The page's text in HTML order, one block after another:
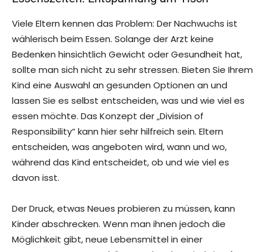
Viele Eltern kennen das Problem: Der Nachwuchs ist
wählerisch beim Essen. Solange der Arzt keine
Bedenken hinsichtlich Gewicht oder Gesundheit hat,
sollte man sich nicht zu sehr stressen. Bieten Sie Ihrem
Kind eine Auswahl an gesunden Optionen an und
lassen Sie es selbst entscheiden, was und wie viel es
essen möchte. Das Konzept der „Division of
Responsibility“ kann hier sehr hilfreich sein. Eltern
entscheiden, was angeboten wird, wann und wo,
während das Kind entscheidet, ob und wie viel es
davon isst.
Der Druck, etwas Neues probieren zu müssen, kann
Kinder abschrecken. Wenn man ihnen jedoch die
Möglichkeit gibt, neue Lebensmittel in einer